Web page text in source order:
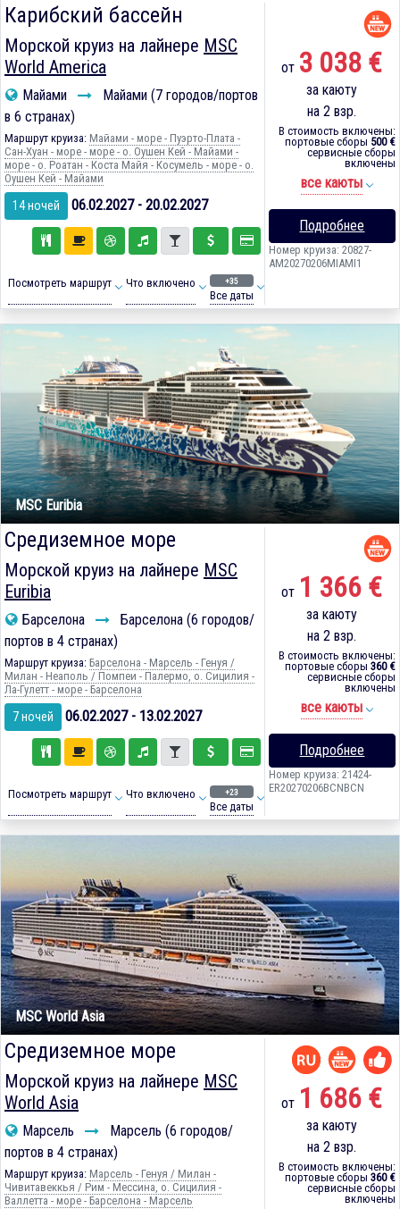
Карибский бассейн
Морской круиз на лайнере MSC
World America
Майами
Майами (7 городов/портов
в 6 странах)
Маршрут круиза: Майами - море - Пуэрто-Плата -
Сан-Хуан - море - море - о. Оушен Кей - Майами -
море - о. Роатан - Коста Майя - Косумель - море - о.
Оушен Кей - Майами
14 ночей 06.02.2027 - 20.02.2027
Посмотреть маршрут Что включено +35
Все даты
от 3 038 €
за каюту
на 2 взр.
В стоимость включены:
портовые сборы 500 €
сервисные сборы
включены
все каюты
Подробнее
Номер круиза: 20827-
AM20270206MIAMI1
MSC Euribia
Средиземное море
Морской круиз на лайнере MSC
Euribia
Барселона
Барселона (6 городов/
портов в 4 странах)
Маршрут круиза: Барселона - Марсель - Генуя /
Милан - Неаполь / Помпеи - Палермо, о. Сицилия -
Ла-Гулетт - море - Барселона
7 ночей 06.02.2027 - 13.02.2027
Посмотреть маршрут Что включено +23
Все даты
от 1 366 €
за каюту
на 2 взр.
В стоимость включены:
портовые сборы 360 €
сервисные сборы
включены
все каюты
Подробнее
Номер круиза: 21424-
ER20270206BCNBCN
MSC World Asia
Средиземное море
Морской круиз на лайнере MSC
World Asia
Марсель
Марсель (6 городов/
портов в 4 странах)
Маршрут круиза: Марсель - Генуя / Милан -
Чивитавеккья / Рим - Мессина, о. Сицилия -
Валлетта - море - Барселона - Марсель
от 1 686 €
за каюту
на 2 взр.
В стоимость включены:
портовые сборы 360 €
сервисные сборы
включены